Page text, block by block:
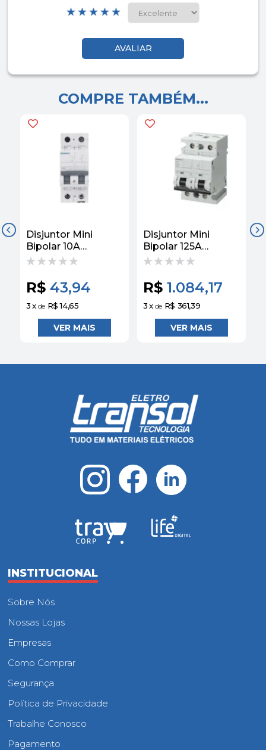
COMPRE TAMBÉM...
Disjuntor Mini
Bipolar 10A
220/380VCA B 3KA
R$ 43,94
3x de R$ 14,65
Disjuntor Mini
Bipolar 125A
220/380VCA C
Siemens
R$ 1.084,17
3x de R$ 361,39
INSTITUCIONAL
Sobre Nós
Nossas Lojas
Empresas
Como Comprar
Segurança
Política de Privacidade
Trabalhe Conosco
Pagamento